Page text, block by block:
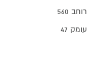
רוחב 560
עומק 47